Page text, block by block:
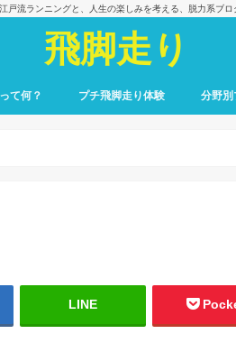
戸流ランニングと、人生の楽しみを考える、脱力系ブロ
飛脚走り
て何？ プチ飛脚走り体験 分野別
LINE